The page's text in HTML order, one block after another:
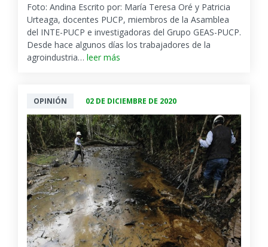
Foto: Andina Escrito por: María Teresa Oré y Patricia
Urteaga, docentes PUCP, miembros de la Asamblea
del INTE-PUCP e investigadoras del Grupo GEAS-PUCP.
Desde hace algunos días los trabajadores de la
agroindustria… leer más
OPINIÓN 02 DE DICIEMBRE DE 2020